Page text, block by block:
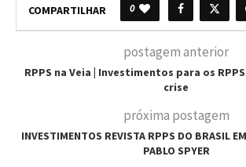
COMPARTILHAR 0
postagem anterior
RPPS na Veia | Investimentos para os
crise
próxima postagem
INVESTIMENTOS REVISTA RPPS DO BRASIL
PABLO SPYER